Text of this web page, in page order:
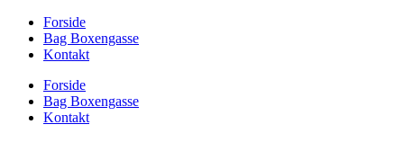
Forside
Bag Boxengasse
Kontakt
Forside
Bag Boxengasse
Kontakt